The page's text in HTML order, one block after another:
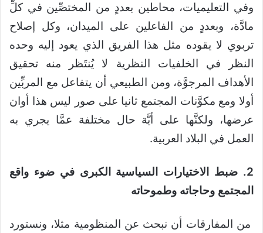
وفي التعليميات، محاطين بعددٍ من المختصِّين في كلِّ
مادَّة، وبعددٍ من الفاعلين على الميدان، وكل إصلاح
تربوي لا يقوده مثل هذا الفريق الذي يعود إليه وحده
النظر في الخلفيات النظرية لا يُنتَظر منه تحقيق
الأهداف المرجوَّة، ومن الطبيعي أن يتفاعل مع المربِّين
أولا ومع مكوَّنات المجتمع ثانيا على صور ليس هذا أوان
عرضها، ولكنَّها على أيَّة حال مختلفة عمَّا يجري به
العمل في البلاد العربية.
2. ضبط الاختيارات السياسية الكبرى في ضوء واقع
المجتمع وحاجاته وطموحاته
من المفارقات أن نبحث عن المنظومية مثلا، ونستورد